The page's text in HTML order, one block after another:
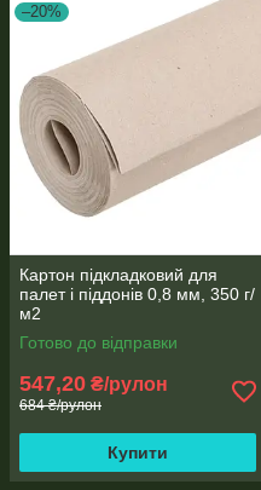
–20%
Картон підкладковий для
палет і піддонів 0,8 мм, 350 г/
м2
Готово до відправки
547,20 ₴/рулон
684 ₴/рулон
Купити